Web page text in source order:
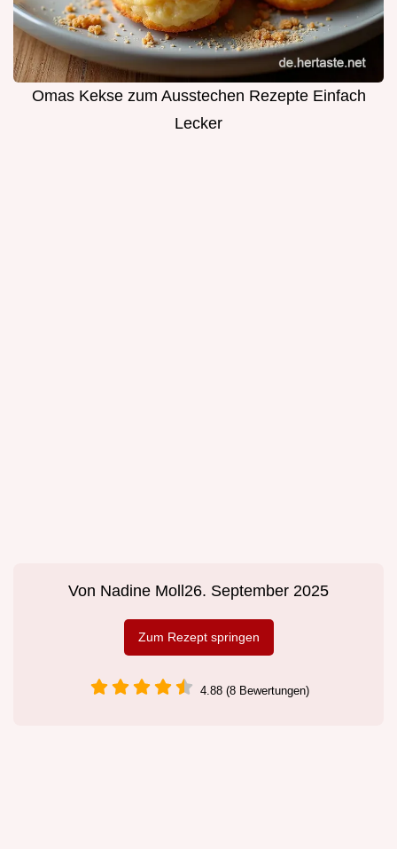
Omas Kekse zum Ausstechen Rezepte Einfach
Lecker
Von Nadine Moll 26. September 2025
Zum Rezept springen
4.88 (8 Bewertungen)